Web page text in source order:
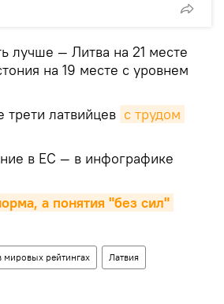
лучше — Литва на 21 месте
на 19 месте с уровнем
латвийцев с трудом
в ЕС — в инфографике
а понятия "без сил"
мировых рейтингах Латвия